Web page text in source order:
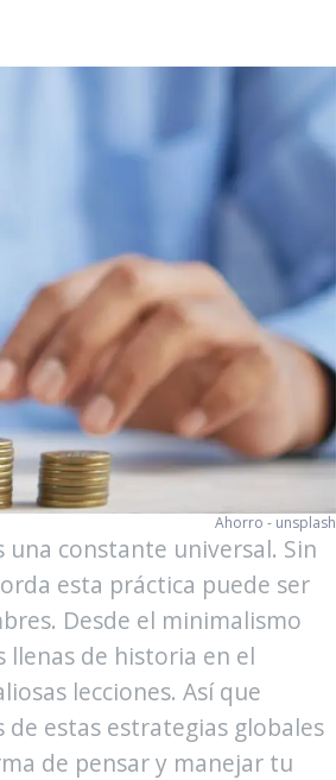
Ahorro - unsplash
constante universal. Sin
esta práctica puede ser
Desde el minimalismo
llenas de historia en el
lecciones. Así que
estas estrategias globales
de pensar y manejar tu